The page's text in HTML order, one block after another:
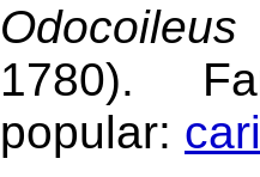
1780).
popular: